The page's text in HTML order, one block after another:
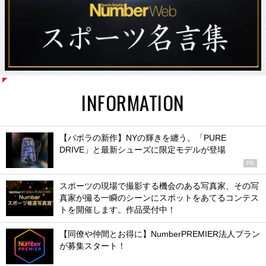
INFORMATION
【バボラの新作】NYの輝きを纏う。「PURE
DRIVE」と最新シューズに限定モデルが登場
PR
スポーツの現場で撮影する機会のある写真家、その写
真家が撮る一瞬のシーンにスポットをあてるコンテス
トを開催します。作品受付中！
【同僚や仲間とお得に】NumberPREMIER法人プラン
が募集スタート！